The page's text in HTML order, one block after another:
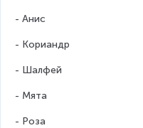
- Анис
- Кориандр
- Шалфей
- Мята
- Роза